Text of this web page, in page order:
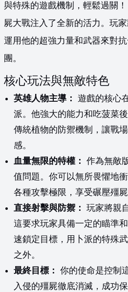
與特殊的遊戲機制，輕鬆過關
屍大戰注入了全新的活力。玩
運用他的超強力量和武器來對
團。
核心玩法與無敵特色
英雄人物主導： 遊戲的核心
派。他強大的能力和吃菠菜
傳統植物的防禦機制，讓戰
感。
血量無限的特權： 作為無敵
值問題。你可以無所畏懼地
各種攻擊極限，享受碾壓殭屍
直接射擊與防禦： 玩家將親
這要求玩家具備一定的瞄準
速鎖定目標，用卜派的特殊
之外。
最終目標： 你的使命是控制
入侵的殭屍徹底消滅，成功保